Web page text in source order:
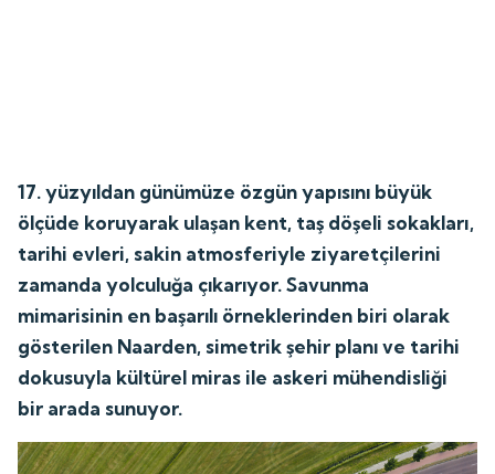
17. yüzyıldan günümüze özgün yapısını büyük
ölçüde koruyarak ulaşan kent, taş döşeli sokakları,
tarihi evleri, sakin atmosferiyle ziyaretçilerini
zamanda yolculuğa çıkarıyor. Savunma
mimarisinin en başarılı örneklerinden biri olarak
gösterilen Naarden, simetrik şehir planı ve tarihi
dokusuyla kültürel miras ile askeri mühendisliği
bir arada sunuyor.